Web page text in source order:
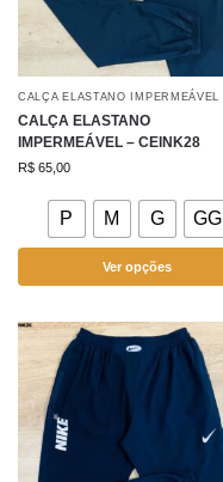
CALÇA ELASTANO IMPERMEÁVEL
CALÇA ELASTANO
IMPERMEÁVEL – CEINK28
R$ 65,00
P M G GG
Ver opções